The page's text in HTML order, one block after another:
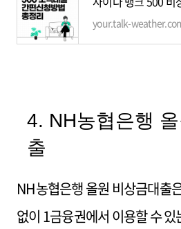
your.talk-
4. NH농협은행
출
NH농협은행 올원 비상금대출
없이 1금융권에서 이용할 수